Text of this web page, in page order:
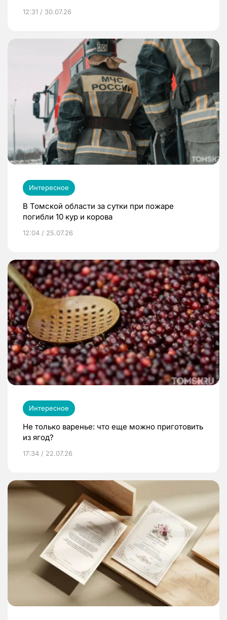
12:31 / 30.07.26
Интересное
В Томской области за сутки при пожаре
погибли 10 кур и корова
12:04 / 25.07.26
Интересное
Не только варенье: что еще можно приготовить
из ягод?
17:34 / 22.07.26